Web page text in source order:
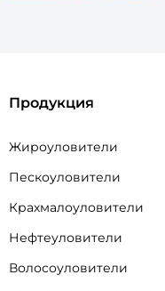
Продукция
Жироуловители
Пескоуловители
Крахмалоуловители
Нефтеуловители
Волосоуловители